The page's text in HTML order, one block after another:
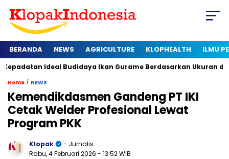
BERANDA NEWS AGRICULTURE KLOPHEALTH ILMU
Ideal Budidaya Ikan Gurame Berdasarkan Ukuran dan Fase
Home / NEWS
Kemendikdasmen Gandeng PT IKI
Cetak Welder Profesional Lewat
Program PKK
Klopak
- Jurnalis
Rabu, 4 Februari 2026 - 13:52 WIB